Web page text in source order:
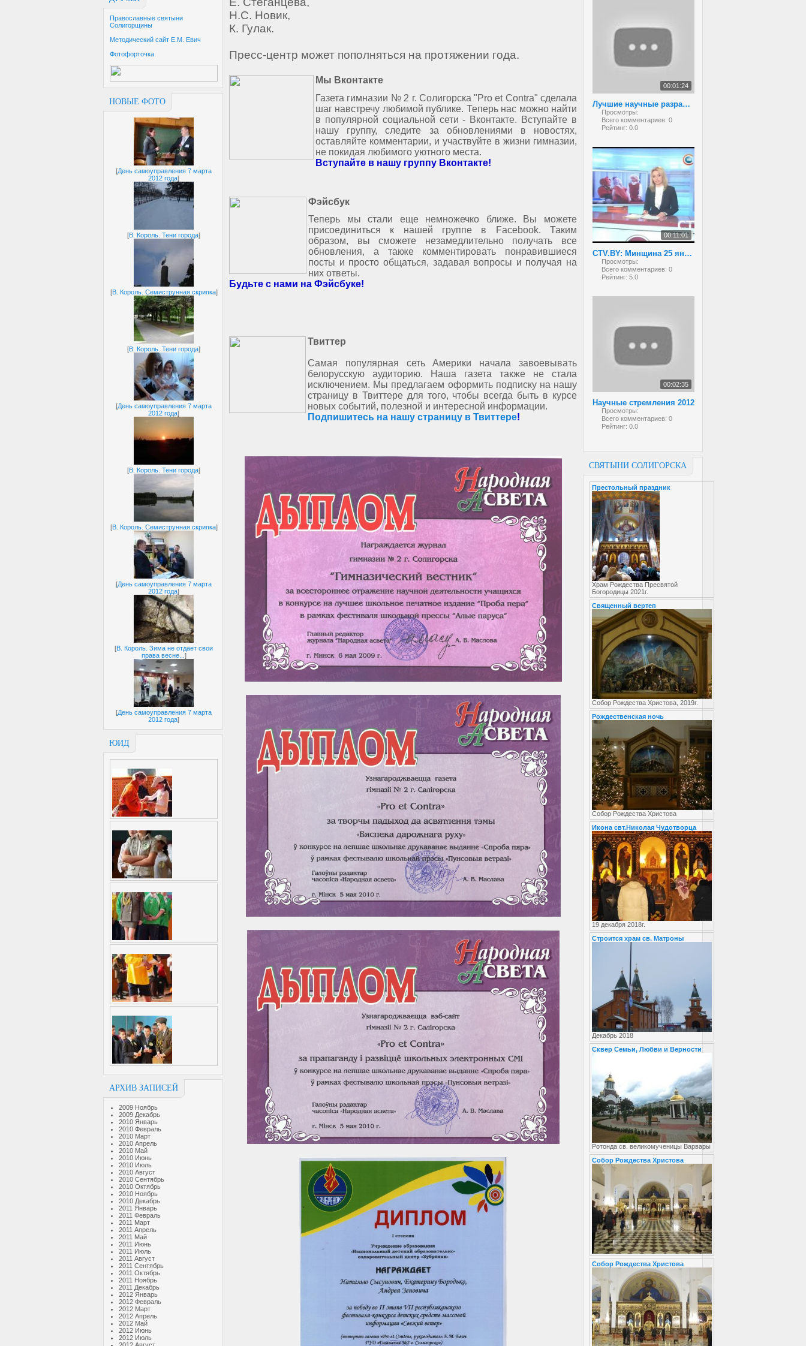
Православные святыни
Солигорщины
Методический сайт Е.М. Евич
Фотофорточка
НОВЫЕ ФОТО
[День самоуправления 7 марта
2012 года]
[В. Король. Тени города]
[В. Король. Семиструнная скрипка]
[В. Король. Тени города]
[День самоуправления 7 марта
2012 года]
[В. Король. Тени города]
[В. Король. Семиструнная скрипка]
[День самоуправления 7 марта
2012 года]
[В. Король. Зима не отдает свои
права весне... ]
[День самоуправления 7 марта
2012 года]
ЮИД
АРХИВ ЗАПИСЕЙ
2009 Ноябрь
2009 Декабрь
2010 Январь
2010 Февраль
2010 Март
2010 Апрель
2010 Май
2010 Июнь
2010 Июль
2010 Август
2010 Сентябрь
2010 Октябрь
2010 Ноябрь
2010 Декабрь
2011 Январь
2011 Февраль
2011 Март
2011 Апрель
2011 Май
2011 Июнь
2011 Июль
2011 Август
2011 Сентябрь
2011 Октябрь
2011 Ноябрь
2011 Декабрь
2012 Январь
2012 Февраль
2012 Март
2012 Апрель
2012 Май
2012 Июнь
2012 Июль
00:01:24
Лучшие научные разработки белорусских школьников
Просмотры:
Всего комментариев: 0
Рейтинг: 0.0
00:11:01
CTV.BY: Минщина 25 января 2013
Просмотры:
Всего комментариев: 0
Рейтинг: 5.0
00:02:35
Научные стремления 2012
Просмотры:
Всего комментариев: 0
Рейтинг: 0.0
СВЯТЫНИ СОЛИГОРСКА
Престольный праздник
Храм Рождества Пресвятой
Богородицы 2021г.
Священный вертеп
Собор Рождества Христова, 2019г.
Рождественская ночь
Собор Рождества Христова
Икона свт.Николая Чудотворца
19 декабря 2018г.
Строится храм св. Матроны
Декабрь 2018
Сквер Семьи, Любви и Верности
Ротонда св. великомученицы Варвары
Собор Рождества Христова
Собор Рождества Христова
Н.С. Новик,
К. Гулак.
Пресс-центр может пополняться на протяжении года.
Мы Вконтакте
Газета гимназии № 2 г. Солигорска "Pro et Contra" сделала
шаг навстречу любимой публике. Теперь нас можно найти
в популярной социальной сети - Вконтакте. Вступайте в
нашу группу, следите за обновлениями в новостях,
оставляйте комментарии, и участвуйте в жизни гимназии,
не покидая любимого уютного места.
Вступайте в нашу группу Вконтакте!
Фэйсбук
Теперь мы стали еще немножечко ближе. Вы можете
присоединиться к нашей группе в Facebook. Таким
образом, вы сможете незамедлительно получать все
обновления, а также комментировать понравившиеся
посты и просто общаться, задавая вопросы и получая на
них ответы.
Будьте с нами на Фэйсбуке!
Твиттер
Самая популярная сеть Америки начала завоевывать
белорусскую аудиторию. Наша газета также не стала
исключением. Мы предлагаем оформить подписку на нашу
страницу в Твиттере для того, чтобы всегда быть в курсе
новых событий, полезной и интересной информации.
Подпишитесь на нашу страницу в Твиттере!